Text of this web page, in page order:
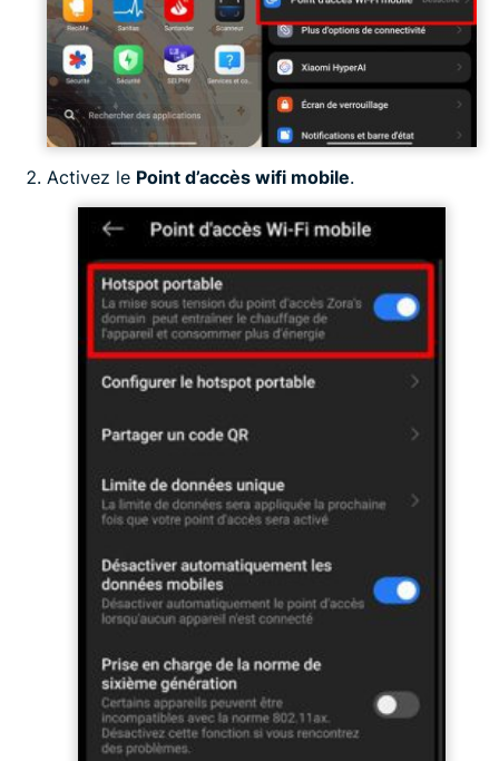
Activez le Point d’accès wifi mobile.